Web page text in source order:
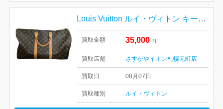
Louis Vuitton ルイ・ヴィトン キーポル45 M41428 モノグラム 札幌市 東区 元町
買取金額 35,000 円
買取店舗 さすがやイオン札幌元町店
買取日 08月07日
買取種別 ルイ・ヴィトン